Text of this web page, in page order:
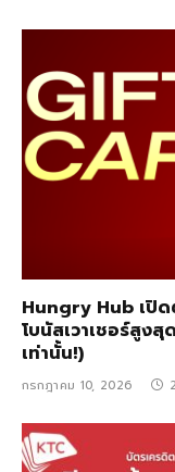
Hungry Hub เปิ
โบนัสเวาเชอร์สูง
เท่านั้น!)
กรกฎาคม 10, 2026